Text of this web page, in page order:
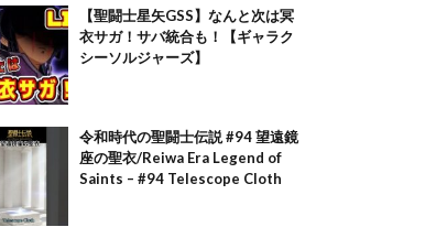
【聖闘士星矢GSS】なんと次は冥
衣サガ！サバ統合も！【ギャラク
シーソルジャーズ】
令和時代の聖闘士伝説 #94 望遠鏡
座の聖衣/Reiwa Era Legend of
Saints – #94 Telescope Cloth